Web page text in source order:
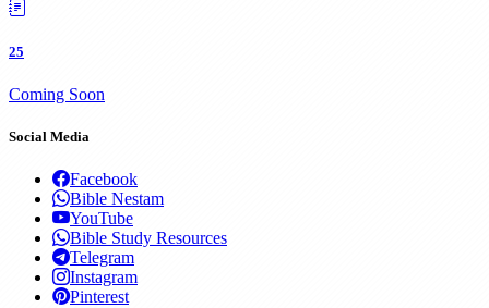
25
Coming Soon
Social Media
Facebook
Bible Nestam
YouTube
Bible Study Resources
Telegram
Instagram
Pinterest